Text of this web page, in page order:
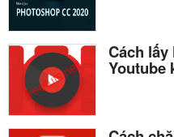
Cách
Youtube